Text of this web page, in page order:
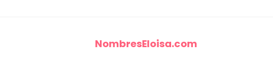
NombresEloisa.com